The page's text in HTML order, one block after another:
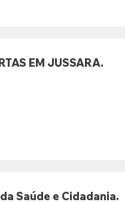
EM JUSSARA.
Saúde e Cidadania.